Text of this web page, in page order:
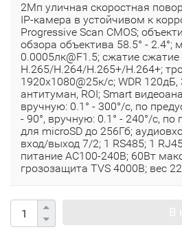
2Мп уличная скоростная
IP-камера в устойчивом к
Progressive Scan CMOS;
обзора объектива 58.5° - 2.4°;
0.0005лк@F1.5; сжатие сжатие
H.265/H.264/H.265+/H.264+;
1920х1080@25к/с; WDR 120дБ,
антитуман, ROI; Smart
вручную: 0.1° - 300°/с, по
- 90°, вручную: 0.1° - 240°/с, по
для microSD до 256Гб;
вход/выход 7/2; 1 RS485; 1
питание АC100-240В; 60Вт
грозозащита TVS 4000B; вес